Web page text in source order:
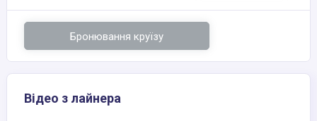
Бронювання круїзу
Відео з лайнера